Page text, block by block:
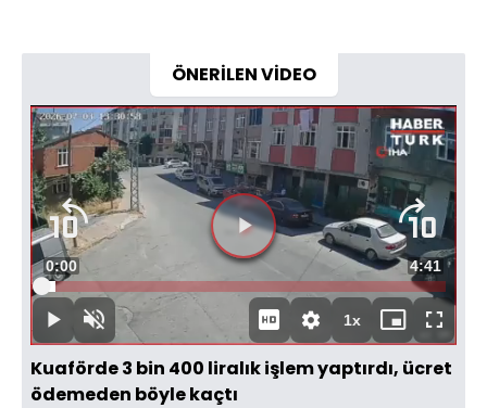
ÖNERİLEN VİDEO
Videoyu
Oynat
OynatSesi
Aç
Süre
0:00 Toplam
Süre
4:41
Yüklendi:
3.52%
1xOynatma
Hızı
Mini
oynatıcı
Tam
Ekran
Kuaförde 3 bin 400 liralık işlem yaptırdı, ücret
ödemeden böyle kaçtı